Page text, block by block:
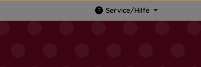
Service/Hilfe